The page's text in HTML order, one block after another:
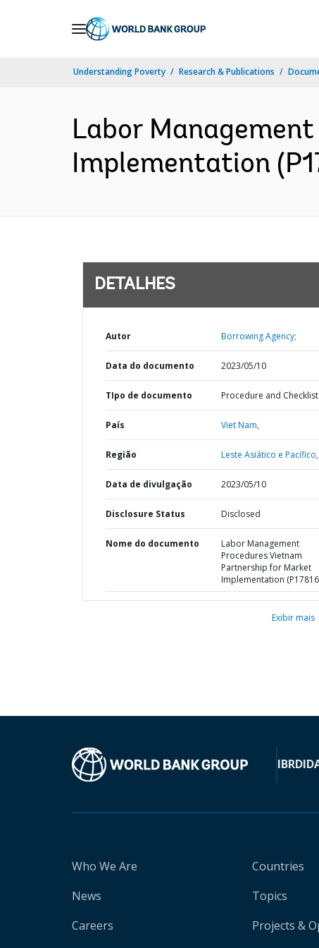
Understanding Poverty Research & Publications
Labor
Implementation
DETALHES
Autor Borrowing Agency;
Data do documento 2023/05/10
TIpo de documento Procedure and Checklist
País Viet Nam,
Região Leste Asiático e Pacífico,
Data de divulgação 2023/05/10
Disclosure Status Disclosed
Nome do documento
Labor Management
Procedures Vietnam
Partnership for Market
Implementation
Exibir mais
IBRD
Who We Are
News
Careers
Countries
Topics
Projects &